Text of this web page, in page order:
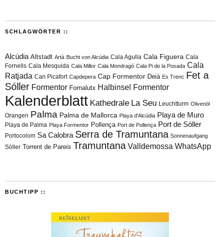
SCHLAGWÖRTER ::
Alcúdia Altstadt Artà Bucht von Alcúdia Cala Agulla Cala Figuera Cala
Fornells Cala Mesquida Cala Millor Cala Mondragó Cala Pi de la Posada Cala
Ratjada Can Picafort Capdepera Cap Formentor Deià Es Trenc Fet a
Sóller Formentor Fornalutx Halbinsel Formentor
Kalenderblatt Kathedrale La Seu Leuchtturm Olivenöl
Orangen Palma Palma de Mallorca Playa d'Alcúdia Playa de Muro
Playa de Palma Playa Formentor Pollença Port de Pollença Port de Sóller
Portocolom Sa Calobra Serra de Tramuntana Sonnenaufgang
Sòller Torrent de Pareis Tramuntana Valldemossa WhatsApp
BUCHTIPP ::